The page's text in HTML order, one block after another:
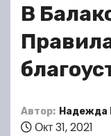
В
Автор: Надежда
Окт 31, 2021